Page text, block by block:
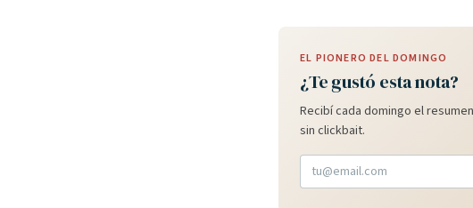
EL PIONERO DEL DOMINGO
¿Te gustó esta nota?
Recibí cada domingo el
sin clickbait.